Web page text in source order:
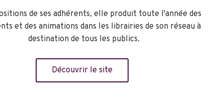
Charlemagne La
de ses adhérents, elle produit toute l'année des
et des animations dans les librairies de son réseau à
destination de tous les publics.
Découvrir le site